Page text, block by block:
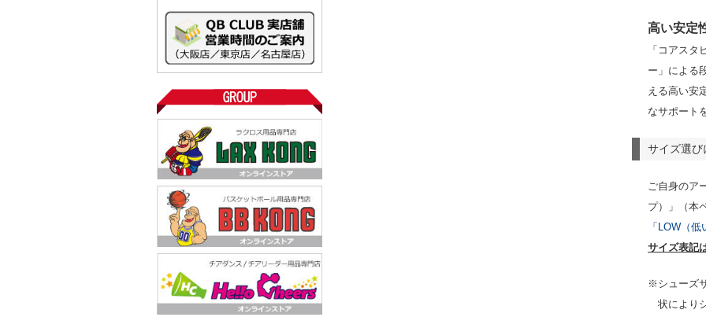
高い安定
「コアスタ
ー」による
える高い安
なサポート
サイズ選び
ご自身のア
プ）」（本
「LOW（
サイズ表記
※シューズ
状により